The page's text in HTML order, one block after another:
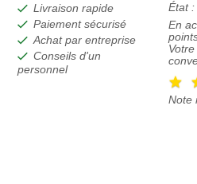
Livraison rapide
Paiement sécurisé
Achat par entreprise
Conseils d'un
personnel
État :
En
Note